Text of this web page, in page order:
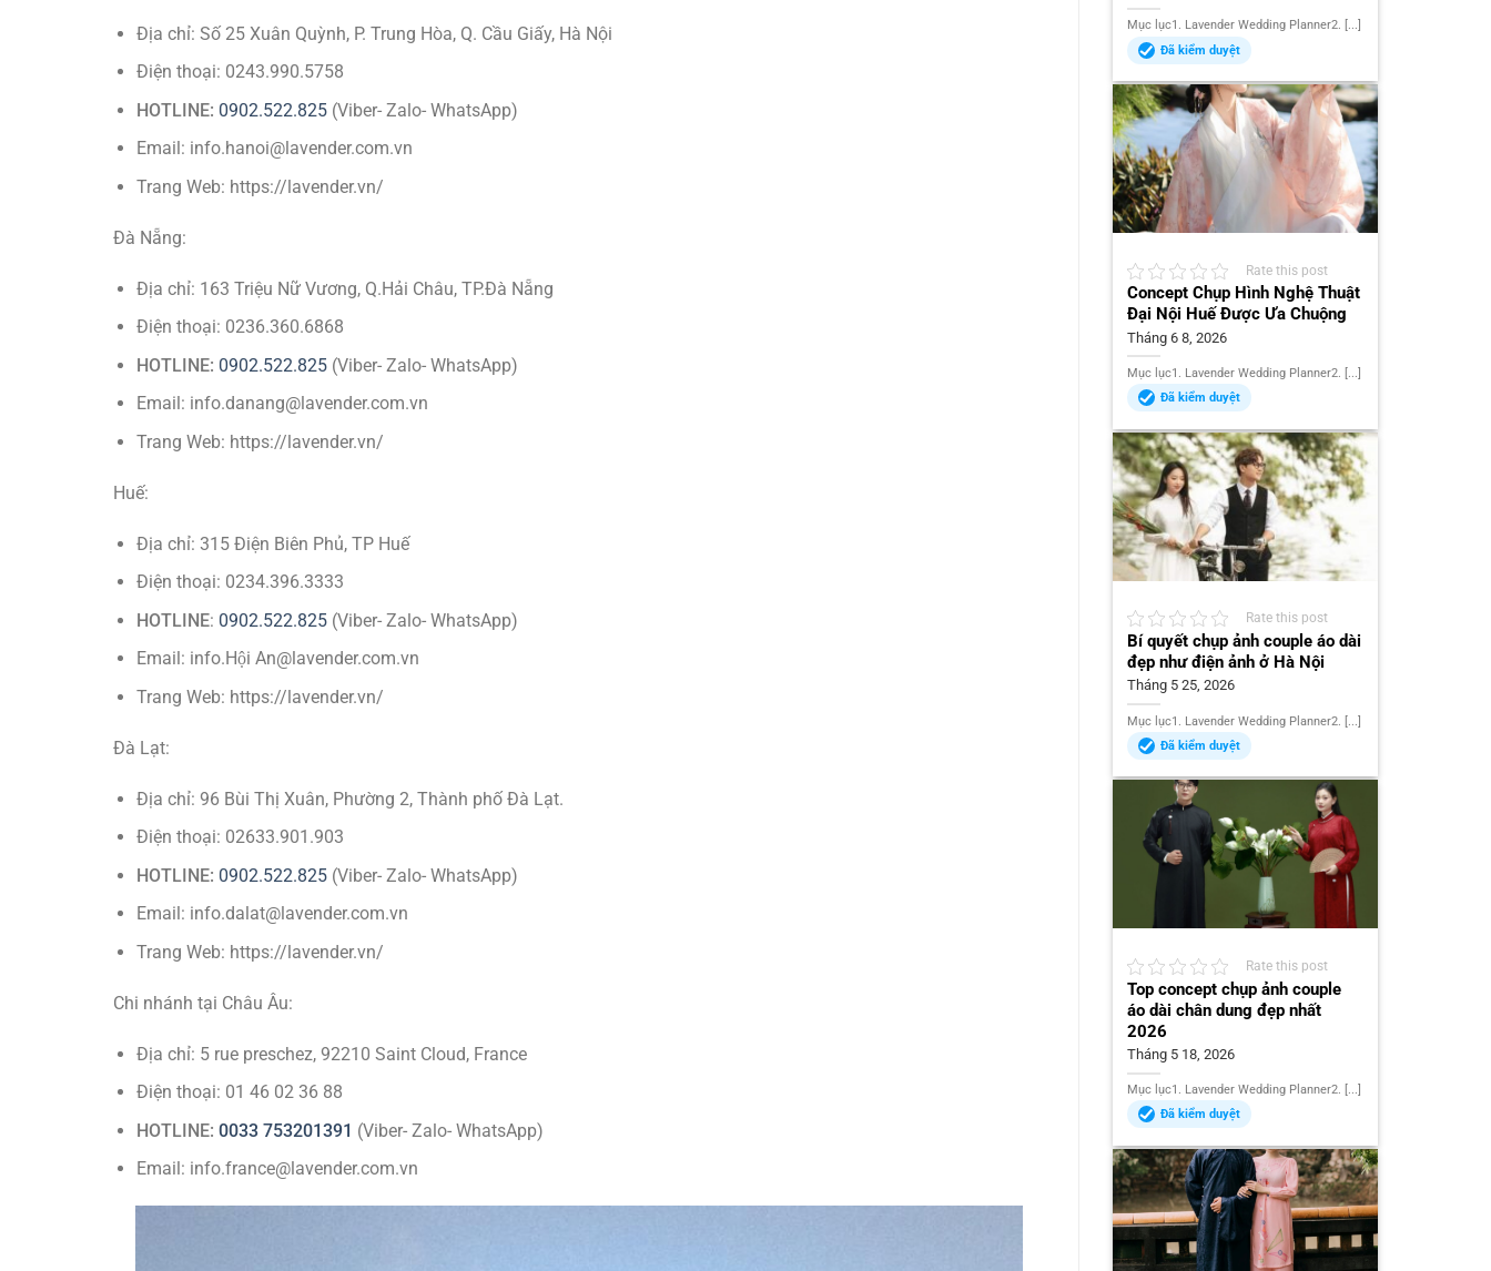
Địa chỉ: Số 25 Xuân Quỳnh, P. Trung Hòa, Q. Cầu Giấy, Hà Nội
Điện thoại: 0243.990.5758
HOTLINE: 0902.522.825(Viber- Zalo- WhatsApp)
Email: info.hanoi@lavender.com.vn
Trang Web: https://lavender.vn/
Đà Nẵng:
Địa chỉ: 163 Triệu Nữ Vương, Q.Hải Châu, TP.Đà Nẵng
Điện thoại: 0236.360.6868
HOTLINE: 0902.522.825(Viber- Zalo- WhatsApp)
Email: info.danang@lavender.com.vn
Trang Web: https://lavender.vn/
Huế:
Địa chỉ: 315 Điện Biên Phủ, TP Huế
Điện thoại: 0234.396.3333
HOTLINE: 0902.522.825(Viber- Zalo- WhatsApp)
Email: info.Hội An@lavender.com.vn
Trang Web: https://lavender.vn/
Đà Lạt:
Địa chỉ: 96 Bùi Thị Xuân, Phường 2, Thành phố Đà Lạt.
Điện thoại: 02633.901.903
HOTLINE: 0902.522.825(Viber- Zalo- WhatsApp)
Email: info.dalat@lavender.com.vn
Trang Web: https://lavender.vn/
Chi nhánh tại Châu Âu:
Địa chỉ: 5 rue preschez, 92210 Saint Cloud, France
Điện thoại: 01 46 02 36 88
HOTLINE: 0033 753201391 (Viber- Zalo- WhatsApp)
Email: info.france@lavender.com.vn
Mục lục1. Lavender Wedding Planner2. [...]
Đã kiểm duyệt
Rate this post
Concept Chụp Hình Nghệ Thuật
Đại Nội Huế Được Ưa Chuộng
Tháng 6 8, 2026
Mục lục1. Lavender Wedding Planner2. [...]
Đã kiểm duyệt
Rate this post
Bí quyết chụp ảnh couple áo dài
đẹp như điện ảnh ở Hà Nội
Tháng 5 25, 2026
Mục lục1. Lavender Wedding Planner2. [...]
Đã kiểm duyệt
Rate this post
Top concept chụp ảnh couple
áo dài chân dung đẹp nhất
2026
Tháng 5 18, 2026
Mục lục1. Lavender Wedding Planner2. [...]
Đã kiểm duyệt